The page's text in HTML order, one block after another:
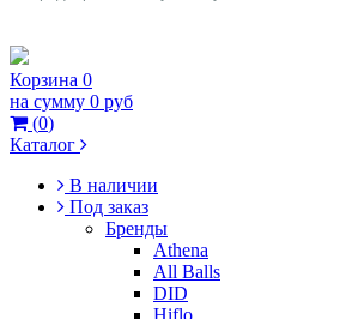
Корзина 0
на сумму 0 руб
(0)
Каталог
В наличии
Под заказ
Бренды
Athena
All Balls
DID
Hiflo